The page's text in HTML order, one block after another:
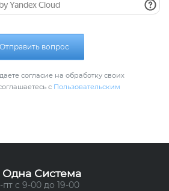
Отправить вопрос
согласие на обработку своих
с Пользовательским
Одна Система
пт с 9-00 до 19-00